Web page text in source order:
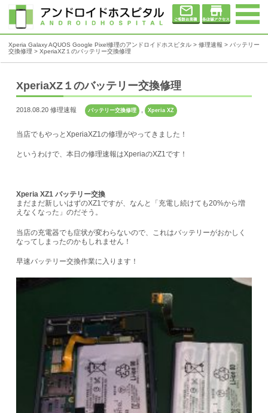
Xperia Galaxy AQUOS Google Pixel修理のアンドロイドホスピタル > 修理速報 > バッテリー
交換修理 > XperiaXZ１のバッテリー交換修理
XperiaXZ１のバッテリー交換修理
2018.08.20 修理速報 バッテリー交換修理 , Xperia XZ
当店でもやっとXperiaXZ1の修理がやってきました！
というわけで、本日の修理速報はXperiaのXZ1です！
Xperia XZ1 バッテリー交換
まだまだ新しいはずのXZ1ですが、なんと「充電し続けても20%から増
えなくなった」のだそう。
当店の充電器でも症状が変わらないので、これはバッテリーがおかしく
なってしまったのかもしれません！
早速バッテリー交換作業に入ります！